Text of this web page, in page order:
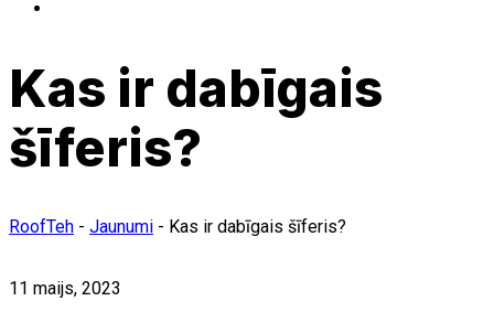
Kas ir dabīgais
šīferis?
RoofTeh - Jaunumi - Kas ir dabīgais šīferis?
11 maijs, 2023